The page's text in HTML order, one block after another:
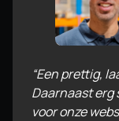
“Een prettig,
Daarnaast
voor onze